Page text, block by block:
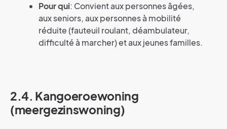
Pour qui: Convient aux personnes âgées,
aux seniors, aux personnes à mobilité
réduite (fauteuil roulant, déambulateur,
difficulté à marcher) et aux jeunes familles.
2.4. Kangoeroewoning
(meergezinswoning)